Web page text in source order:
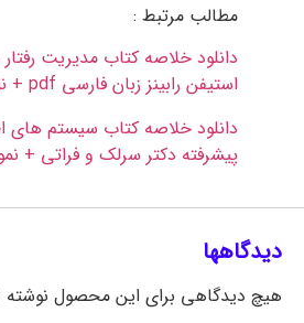
مطالب مرتبط :
دانلود خلاصه کتاب مدیریت
استیفن رابینز زبان فارسی pdf + نمونه سوالات
دانلود خلاصه کتاب سیستم های
پیشرفته دکتر سرلک و فراتی +
دیدگاهها
هیچ دیدگاهی برای این محصول